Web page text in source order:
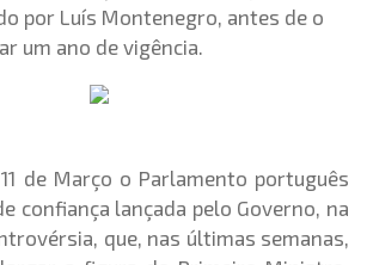
por Luís Montenegro, antes de o
um ano de vigência.
de Março o Parlamento português
confiança lançada pelo Governo, na
que, nas últimas semanas,